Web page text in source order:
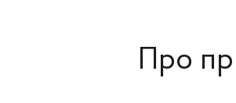
Про